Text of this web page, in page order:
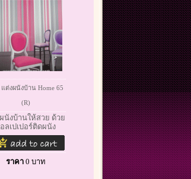
ต่งผนังบ้าน Home 65
(R)
นังบ้านให้สวย ด้วย
ลเปเปอร์ติดผนัง
ราคา 0 บาท